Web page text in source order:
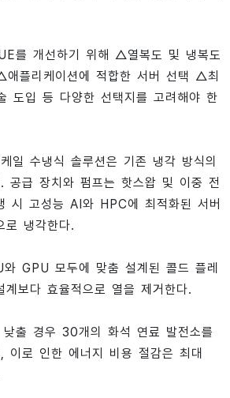
를 개선하기 위해 △열복도 및 냉복도
플리케이션에 적합한 서버 선택 △최
도입 등 다양한 선택지를 고려해야 한
일 수냉식 솔루션은 기존 냉각 방식의
공급 장치와 펌프는 핫스왑 및 이중 전
시 고성능 AI와 HPC에 최적화된 서버
로 냉각한다.
GPU 모두에 맞춤 설계된 콜드 플레
보다 효율적으로 열을 제거한다.
출 경우 30개의 화석 연료 발전소를
이로 인한 에너지 비용 절감은 최대